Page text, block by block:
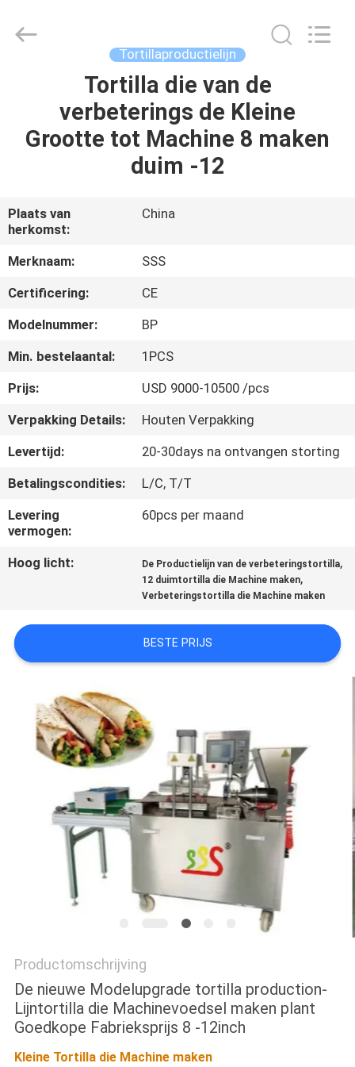
PRODUCTEN
OVER
ONS
FABRIEKSTOCHT
KWALITEITSCONTROLE
NEEM
CONTACT
ONS
OP
VRAAG
OFFERTE
PRIVACY
POLICY
Tortillaproductielijn
Tortilla die van de
verbeterings de Kleine
Grootte tot Machine 8 maken
duim -12
Plaats van
herkomst:
China
Merknaam:
SSS
Certificering:
CE
Modelnummer:
BP
Min. bestelaantal:
1PCS
Prijs:
USD 9000-10500 /pcs
Verpakking Details:
Houten Verpakking
Levertijd:
20-30days na ontvangen storting
Betalingscondities:
L/C, T/T
Levering
vermogen:
60pcs per maand
Hoog licht: De Productielijn van de verbeteringstortilla,
12 duimtortilla die Machine maken,
Verbeteringstortilla die Machine maken
BESTE PRIJS
Productomschrijving
De nieuwe Modelupgrade tortilla production-
Lijntortilla die Machinevoedsel maken plant
Goedkope Fabrieksprijs 8 -12inch
Kleine Tortilla die Machine maken